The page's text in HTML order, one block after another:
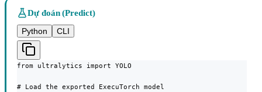
Dự đoán (Predict)
Python
CLI
from ultralytics import YOLO
# Load the exported ExecuTorch model